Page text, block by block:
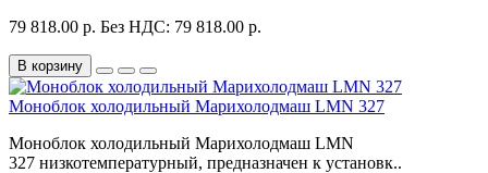
79 818.00 р. Без НДС: 79 818.00 р.
В корзину
Моноблок холодильный Марихолодмаш LMN 327
Моноблок холодильный Марихолодмаш LMN
327 низкотемпературный, предназначен к установк..